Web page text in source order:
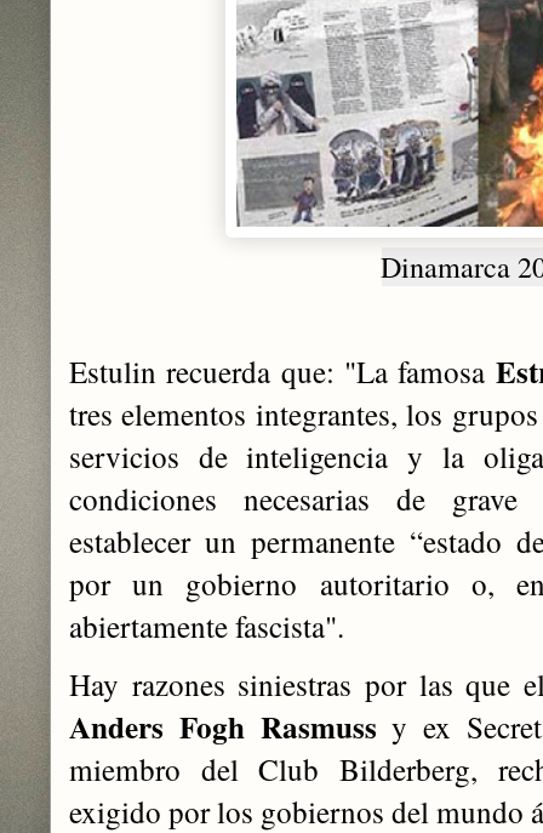
Dinamarca
Estulin recuerda que: "La famosa
tres elementos integrantes, los
servicios de inteligencia y la
condiciones necesarias de
establecer un permanente “estado
por un gobierno autoritario o,
abiertamente fascista".
Hay razones siniestras por las que
Anders Fogh Rasmuss y ex
miembro del Club Bilderberg,
exigido por los gobiernos del mundo